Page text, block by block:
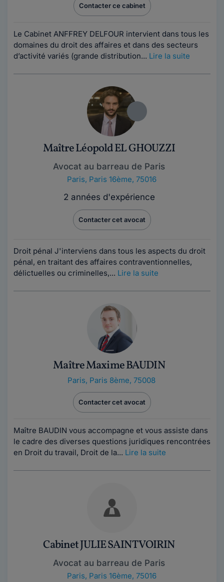
Contacter ce cabinet
Le Cabinet ANFFREY DELFOUR intervient dans tous les
domaines du droit des affaires et dans des secteurs
d’activité variés (grande distribution... Lire la suite
Maître Léopold EL GHOUZZI
Avocat au barreau de Paris
Paris, Paris 16ème, 75016
2 années d'expérience
Contacter cet avocat
Droit pénal J'interviens dans tous les aspects du droit
pénal, en traitant des affaires contraventionnelles,
délictuelles ou criminelles,... Lire la suite
Maître Maxime BAUDIN
Paris, Paris 8ème, 75008
Contacter cet avocat
Maître BAUDIN vous accompagne et vous assiste dans
le cadre des diverses questions juridiques rencontrées
en Droit du travail, Droit de la... Lire la suite
Cabinet JULIE SAINT VOIRIN
Avocat au barreau de Paris
Paris, Paris 16ème, 75016